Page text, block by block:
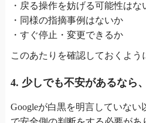
・戻る操作を妨げる可能性はな
・同様の指摘事例はないか
・すぐ停止・変更できるか
このあたりを確認しておくよう
4. 少しでも不安があるなら
Googleが白黒を明言していない